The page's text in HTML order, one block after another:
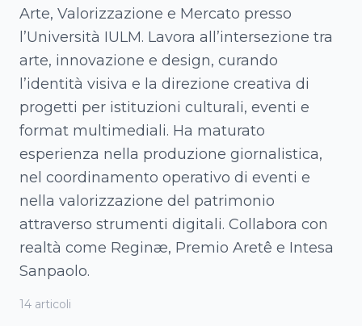
Arte, Valorizzazione e Mercato presso
l’Università IULM. Lavora all’intersezione tra
arte, innovazione e design, curando
l’identità visiva e la direzione creativa di
progetti per istituzioni culturali, eventi e
format multimediali. Ha maturato
esperienza nella produzione giornalistica,
nel coordinamento operativo di eventi e
nella valorizzazione del patrimonio
attraverso strumenti digitali. Collabora con
realtà come Reginæ, Premio Aretê e Intesa
Sanpaolo.
14 articoli